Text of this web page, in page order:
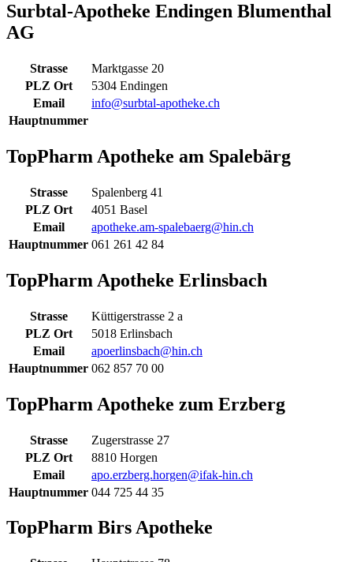
Surbtal-Apotheke Endingen Blumenthal
AG
Strasse
Marktgasse 20
PLZ Ort
5304 Endingen
Email
info@surbtal-apotheke.ch
Hauptnummer
TopPharm Apotheke am Spalebärg
Strasse
Spalenberg 41
PLZ Ort
4051 Basel
Email
apotheke.am-spalebaerg@hin.ch
Hauptnummer 061 261 42 84
TopPharm Apotheke Erlinsbach
Strasse
Küttigerstrasse 2 a
PLZ Ort
5018 Erlinsbach
Email
apoerlinsbach@hin.ch
Hauptnummer 062 857 70 00
TopPharm Apotheke zum Erzberg
Strasse
Zugerstrasse 27
PLZ Ort
8810 Horgen
Email
apo.erzberg.horgen@ifak-hin.ch
Hauptnummer 044 725 44 35
TopPharm Birs Apotheke